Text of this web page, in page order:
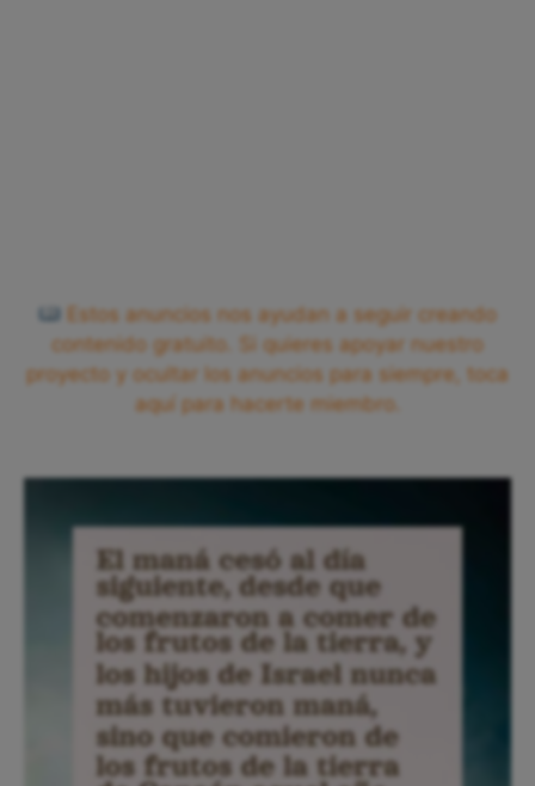
Estos anuncios nos ayudan a seguir creando
contenido gratuito. Si quieres apoyar nuestro
proyecto y ocultar los anuncios para siempre, toca
aquí para hacerte miembro.